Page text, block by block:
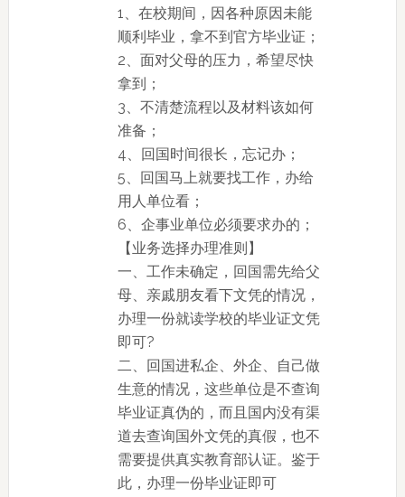
1、在校期间，因各种原因未能
顺利毕业，拿不到官方毕业证；
2、面对父母的压力，希望尽快
拿到；
3、不清楚流程以及材料该如何
准备；
4、回国时间很长，忘记办；
5、回国马上就要找工作，办给
用人单位看；
6、企事业单位必须要求办的；
【业务选择办理准则】
一、工作未确定，回国需先给父
母、亲戚朋友看下文凭的情况，
办理一份就读学校的毕业证文凭
即可?
二、回国进私企、外企、自己做
生意的情况，这些单位是不查询
毕业证真伪的，而且国内没有渠
道去查询国外文凭的真假，也不
需要提供真实教育部认证。鉴于
此，办理一份毕业证即可